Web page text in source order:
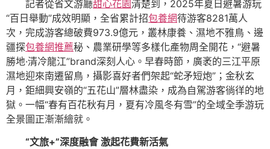
記者從省文游廳甜心花園清楚到，2025年夏日避暑游玩
“百日舉動”成效明顯，全省累計招包養網待游客8281萬人
次，完成游客總破費973.9億元，叢林康養、濕地不雅鳥、邊
疆探包養網推薦秘、農業研學等多樣化產物周全開花，“避暑
勝地·清冷龍江”brand深刻人心。早春時節，廣袤的三江平原
濕地迎來南遷留鳥，攝影喜好者們架起“蛇矛短炮”；金秋玄
月，鉅細興安嶺的“五花山”層林盡染，成為自駕游客徜徉的地
獄。一幅“春有百花秋有月，夏有冷風冬有雪”的全域全季游玩
全景圖正漸漸繪就。
“文旅+”深度融會 激起花費新活氣